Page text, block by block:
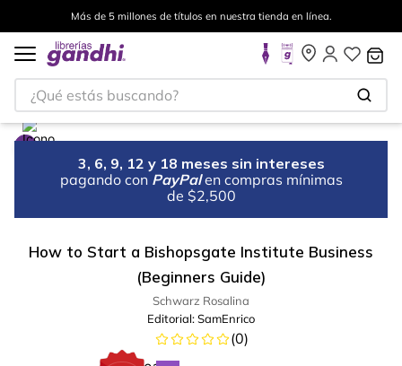
Más de 5 millones de títulos en nuestra tienda en línea.
¿Qué estás buscando?
3, 6, 9, 12 y 18 meses sin intereses
pagando con PayPal en compras mínimas
de $2,500
How to Start a Bishopsgate Institute Business
(Beginners Guide)
Schwarz Rosalina
Editorial:SamEnrico
(0)